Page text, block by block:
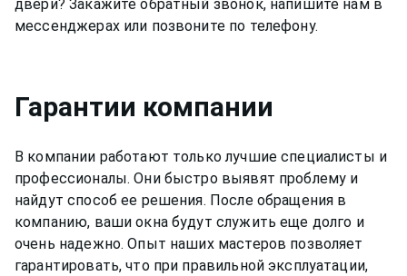
двери? Закажите обратный звонок, напишите нам в
мессенджерах или позвоните по телефону.
Гарантии компании
В компании работают только лучшие специалисты и
профессионалы. Они быстро выявят проблему и
найдут способ ее решения. После обращения в
компанию, ваши окна будут служить еще долго и
очень надежно. Опыт наших мастеров позволяет
гарантировать, что при правильной эксплуатации,